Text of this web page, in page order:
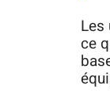
Les
ce